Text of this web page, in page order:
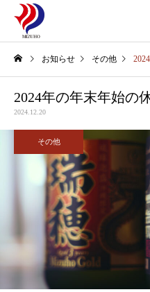
お知らせ その他
2024年の年末年始の
2024.12.20
その他